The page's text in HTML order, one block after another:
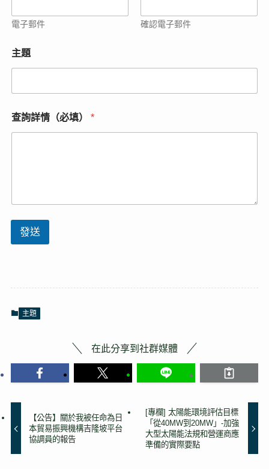
件
地
（
電子郵件 確認電子郵件
主題
查詢詳情（必填） *
發送
主題
在此分享到社群媒體
【公告】關於我被任命為日
本貿易振興機構吉隆坡平台
協調員的報告
[專欄] 太陽能環境評估目標
「從40MW到20MW」-加強
大型太陽能法規和營運商應
準備的實際要點